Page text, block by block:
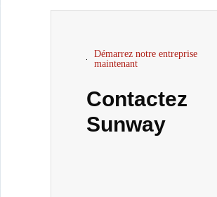
Démarrez notre entreprise
maintenant
Contactez
Sunway